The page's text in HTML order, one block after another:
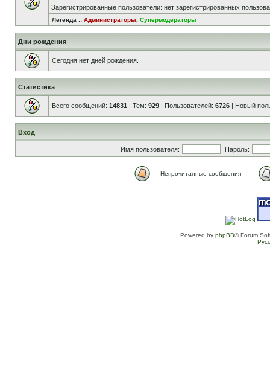
Зарегистрированные пользователи: нет зарегистрированных
Легенда :: Администраторы Супермодераторы
Дни рождения
Сегодня нет дней рождения.
Статистика
Всего сообщений: 14831 | Тем: 929 | Пользователей: 6726 | Новый
Вход
Имя пользователя: Пароль:
Непрочитанные сообщения
Powered by phpBB® Forum